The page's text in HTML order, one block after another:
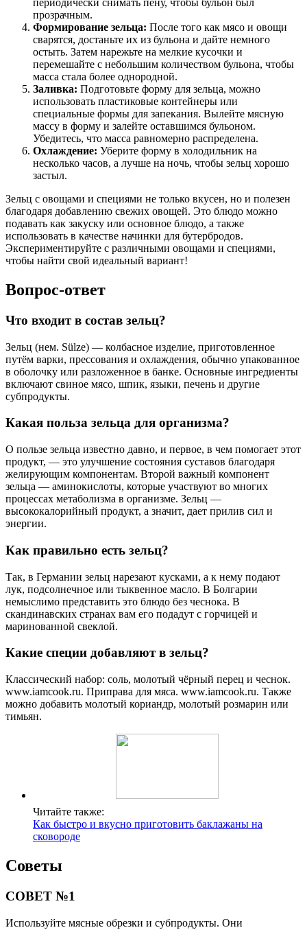
периодически снимать пену, чтобы бульон был
прозрачным.
Формирование зельца: После того как мясо и овощи
сварятся, достаньте их из бульона и дайте немного
остыть. Затем нарежьте на мелкие кусочки и
перемешайте с небольшим количеством бульона, чтобы
масса стала более однородной.
Заливка: Подготовьте форму для зельца, можно
использовать пластиковые контейнеры или
специальные формы для запекания. Вылейте мясную
массу в форму и залейте оставшимся бульоном.
Убедитесь, что масса равномерно распределена.
Охлаждение: Уберите форму в холодильник на
несколько часов, а лучше на ночь, чтобы зельц хорошо
застыл.
Зельц с овощами и специями не только вкусен, но и полезен
благодаря добавлению свежих овощей. Это блюдо можно
подавать как закуску или основное блюдо, а также
использовать в качестве начинки для бутербродов.
Экспериментируйте с различными овощами и специями,
чтобы найти свой идеальный вариант!
Вопрос-ответ
Что входит в состав зельц?
Зельц (нем. Sülze) — колбасное изделие, приготовленное
путём варки, прессования и охлаждения, обычно упакованное
в оболочку или разложенное в банке. Основные ингредиенты
включают свиное мясо, шпик, языки, печень и другие
субпродукты.
Какая польза зельца для организма?
О пользе зельца известно давно, и первое, в чем помогает этот
продукт, — это улучшение состояния суставов благодаря
желирующим компонентам. Второй важный компонент
зельца — аминокислоты, которые участвуют во многих
процессах метаболизма в организме. Зельц —
высококалорийный продукт, а значит, дает прилив сил и
энергии.
Как правильно есть зельц?
Так, в Германии зельц нарезают кусками, а к нему подают
лук, подсолнечное или тыквенное масло. В Болгарии
немыслимо представить это блюдо без чеснока. В
скандинавских странах вам его подадут с горчицей и
маринованной свеклой.
Какие специи добавляют в зельц?
Классический набор: соль, молотый чёрный перец и чеснок.
www.iamcook.ru. Приправа для мяса. www.iamcook.ru. Также
можно добавить молотый кориандр, молотый розмарин или
тимьян.
Читайте также:
Как быстро и вкусно приготовить баклажаны на
сковороде
Советы
СОВЕТ №1
Используйте мясные обрезки и субпродукты. Они